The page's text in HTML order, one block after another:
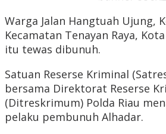
Warga Jalan Hangtuah Ujung,
Kecamatan Tenayan Raya,
itu tewas dibunuh.
Satuan Reserse Kriminal
bersama Direktorat Reserse
(Ditreskrimum) Polda Riau
pelaku pembunuh Alhadar.